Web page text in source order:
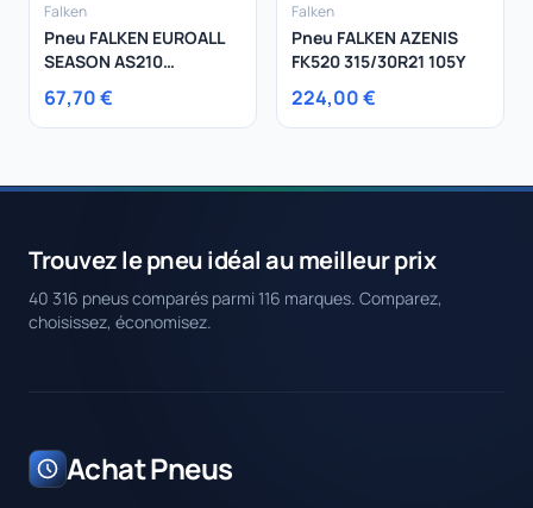
Falken
Pneu FALKEN EUROALL
SEASON AS210
185/65R15 92T
67,70 €
Falken
Pneu FALKEN AZENIS
FK520 315/30R21 105Y
224,00 €
Trouvez le pneu idéal au meilleur prix
40 316 pneus comparés parmi 116 marques. Comparez,
choisissez, économisez.
Achat Pneus